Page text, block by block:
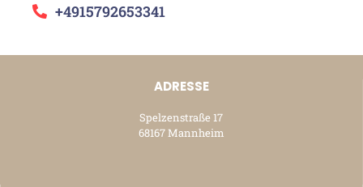
+4915792653341
ADRESSE
Spelzenstraße 17
68167 Mannheim